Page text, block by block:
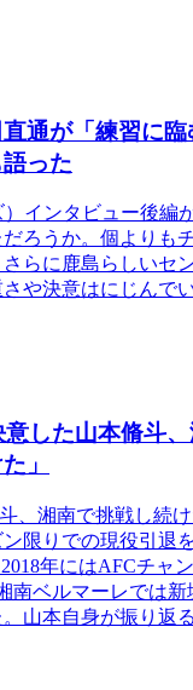
通が「練習に
った
）インタビュー後
ろうか。個よりも
らに鹿島らしいセ
や決意はにじんでい
した山本脩斗
」
、湘南で挑戦し続
限りでの現役引退
年にはAFCチャ
南ベルマーレでは
山本自身が振り返